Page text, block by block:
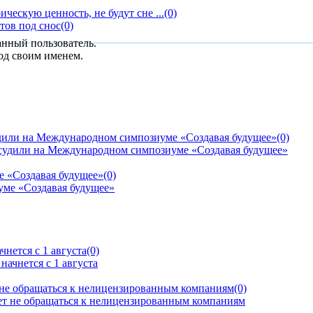
ценность, не будут сне ...(0)
под снос(0)
пользователь.
своим именем.
на Международном симпозиуме «Создавая будущее»(0)
будущее»(0)
с 1 августа(0)
обращаться к нелицензированным компаниям(0)